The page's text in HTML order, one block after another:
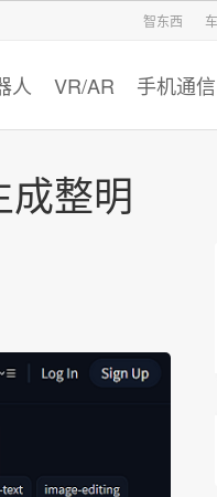
智东西
人 VR/AR 手机通信
整明